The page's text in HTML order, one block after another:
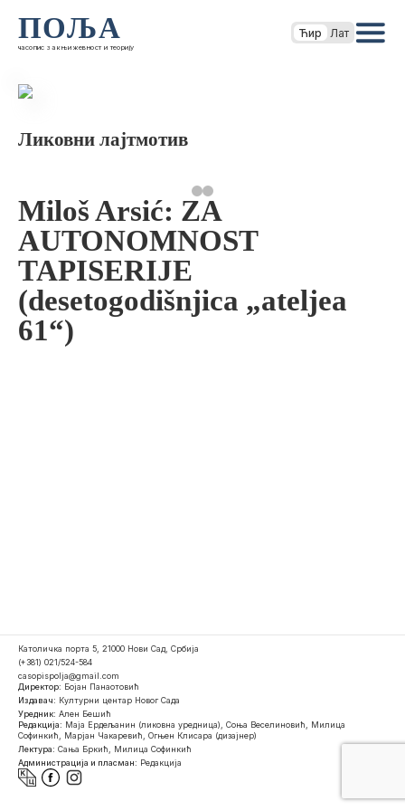
ПОЉА
часопис за књижевност и теорију
Ћир Лат
Ликовни лајтмотив
Miloš Arsić: ZA
AUTONOMNOST
TAPISERIJE
(desetogodišnjica „ateljea
61“)
Католичка порта 5, 21000 Нови Сад, Србија
(+381) 021/524-584
casopispolja@gmail.com
Директор: Бојан Панаотовић
Издавач: Културни центар Новог Сада
Уредник: Ален Бешић
Редакција: Маја Ердељанин (ликовна уредница), Соња Веселиновић, Милица
Софинкић, Марјан Чакаревић, Огњен Клисара (дизајнер)
Лектура: Сања Бркић, Милица Софинкић
Администрација и пласман: Редакција